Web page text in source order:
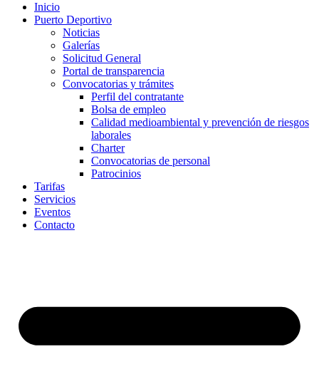
Inicio
Puerto Deportivo
Noticias
Galerías
Solicitud General
Portal de transparencia
Convocatorias y trámites
Perfil del contratante
Bolsa de empleo
Calidad medioambiental y prevención de riesgos
laborales
Charter
Convocatorias de personal
Patrocinios
Tarifas
Servicios
Eventos
Contacto